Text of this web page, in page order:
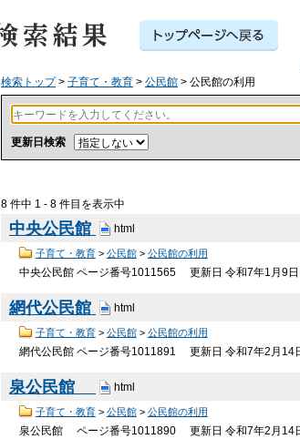
検索トップ> 子育て・教育 > 公民館 > 公民館の利用
更新日検索
8 件中 1 - 8 件目を表示中
中央公民館 html
子育て・教育> 公民館> 公民館の利用
中央公民館 ページ番号1011565 更新日 令和7年1月9
網代公民館 html
子育て・教育> 公民館> 公民館の利用
網代公民館 ページ番号1011891 更新日 令和7年2月
泉公民館 html
子育て・教育> 公民館> 公民館の利用
泉公民館 ページ番号1011890 更新日 令和7年2月14